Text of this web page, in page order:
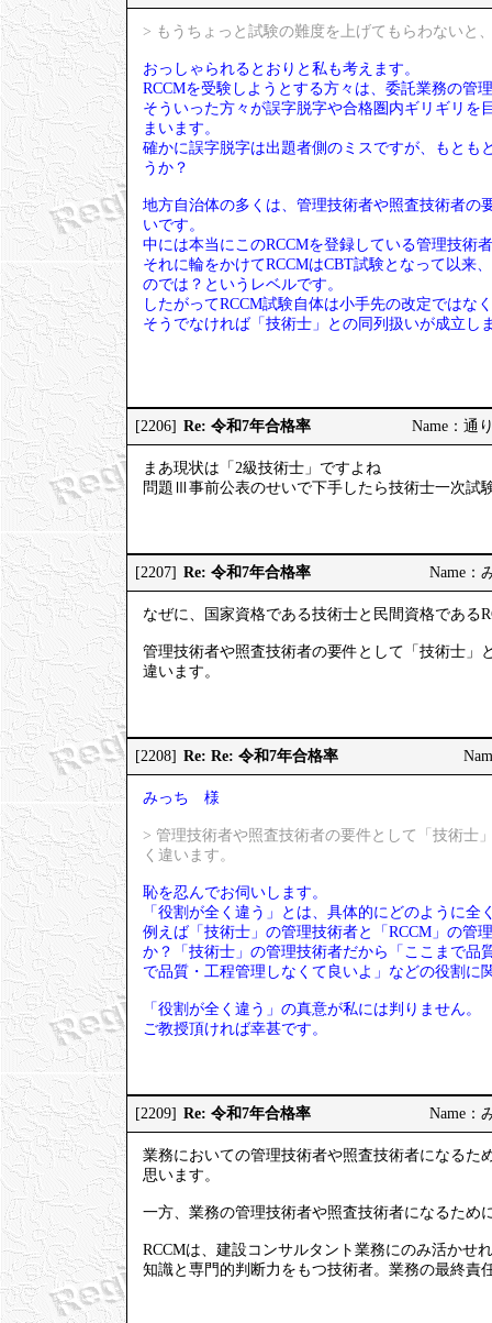
> もうちょっと試験の難度を上げてもらわないと
おっしゃられるとおりと私も考えます。
RCCMを受験しようとする方々は、委託業務の管
そういった方々が誤字脱字や合格圏内ギリギリ
まいます。
確かに誤字脱字は出題者側のミスですが、もとも
うか？
地方自治体の多くは、管理技術者や照査技術者の
いです。
中には本当にこのRCCMを登録している管理技術
それに輪をかけてRCCMはCBT試験となって以
のでは？というレベルです。
したがってRCCM試験自体は小手先の改定ではな
そうでなければ「技術士」との同列扱いが成立し
[2206] Re: 令和7年合格率 Name：通
まあ現状は「2級技術士」ですよね
問題Ⅲ事前公表のせいで下手したら技術士一次試
[2207] Re: 令和7年合格率 Name：
なぜに、国家資格である技術士と民間資格である
管理技術者や照査技術者の要件として「技術士」
違います。
[2208] Re: Re: 令和7年合格率
みっち 様
> 管理技術者や照査技術者の要件として「技術士
く違います。
恥を忍んでお伺いします。
「役割が全く違う」とは、具体的にどのように全
例えば「技術士」の管理技術者と「RCCM」の管
か？「技術士」の管理技術者だから「ここまで品
で品質・工程管理しなくて良いよ」などの役割に
「役割が全く違う」の真意が私には判りません。
ご教授頂ければ幸甚です。
[2209] Re: 令和7年合格率 Name：
業務においての管理技術者や照査技術者になるた
思います。
一方、業務の管理技術者や照査技術者になるため
RCCMは、建設コンサルタント業務にのみ活かせ
知識と専門的判断力をもつ技術者。業務の最終責